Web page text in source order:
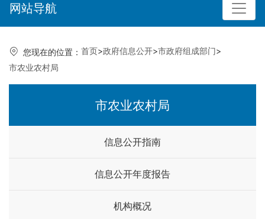
网站导航
您现在的位置： 首页>政府信息公开>市政府组成部门>
市农业农村局
市农业农村局
信息公开指南
信息公开年度报告
机构概况